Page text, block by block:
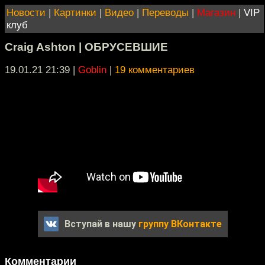
Новости | Картинки | Видео | Переводы | Магазин | VIP
клуб
Craig Ashton | ОБРУСЕВШИЕ
19.01.21 21:39 | Goblin | 19 комментариев
Вступай в нашу группу ВКонтакте
Комментарии